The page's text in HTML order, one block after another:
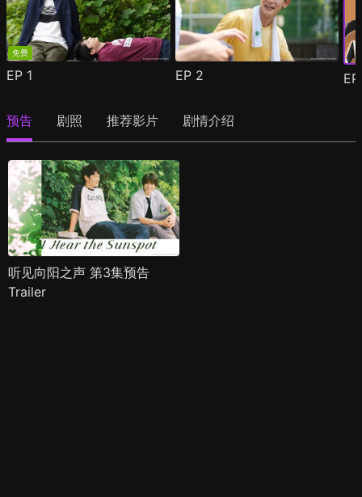
免费
EP 1 EP 2
预告 剧照 推荐影片 剧情介绍
听见向阳之声 第3集预告
Trailer